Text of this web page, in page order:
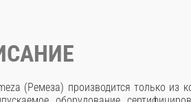
(Ремеза) производится только из